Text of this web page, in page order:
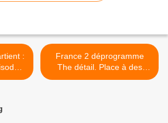
France 2 déprogramme
The détail. Place à des
rediffusions d’Alex Hugo, ce